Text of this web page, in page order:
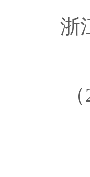
浙